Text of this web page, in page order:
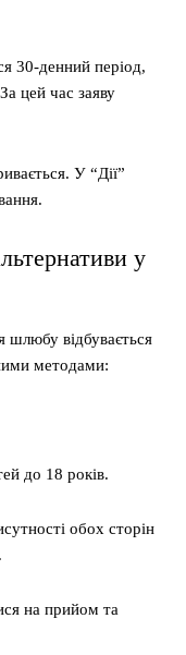
денний період,
цей час заяву
У “Дії”
у
шлюбу відбувається
методами:
до 18 років.
обох сторін
на прийом та